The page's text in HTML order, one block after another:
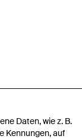
Daten, wie z. B.
Kennungen, auf
Jackets